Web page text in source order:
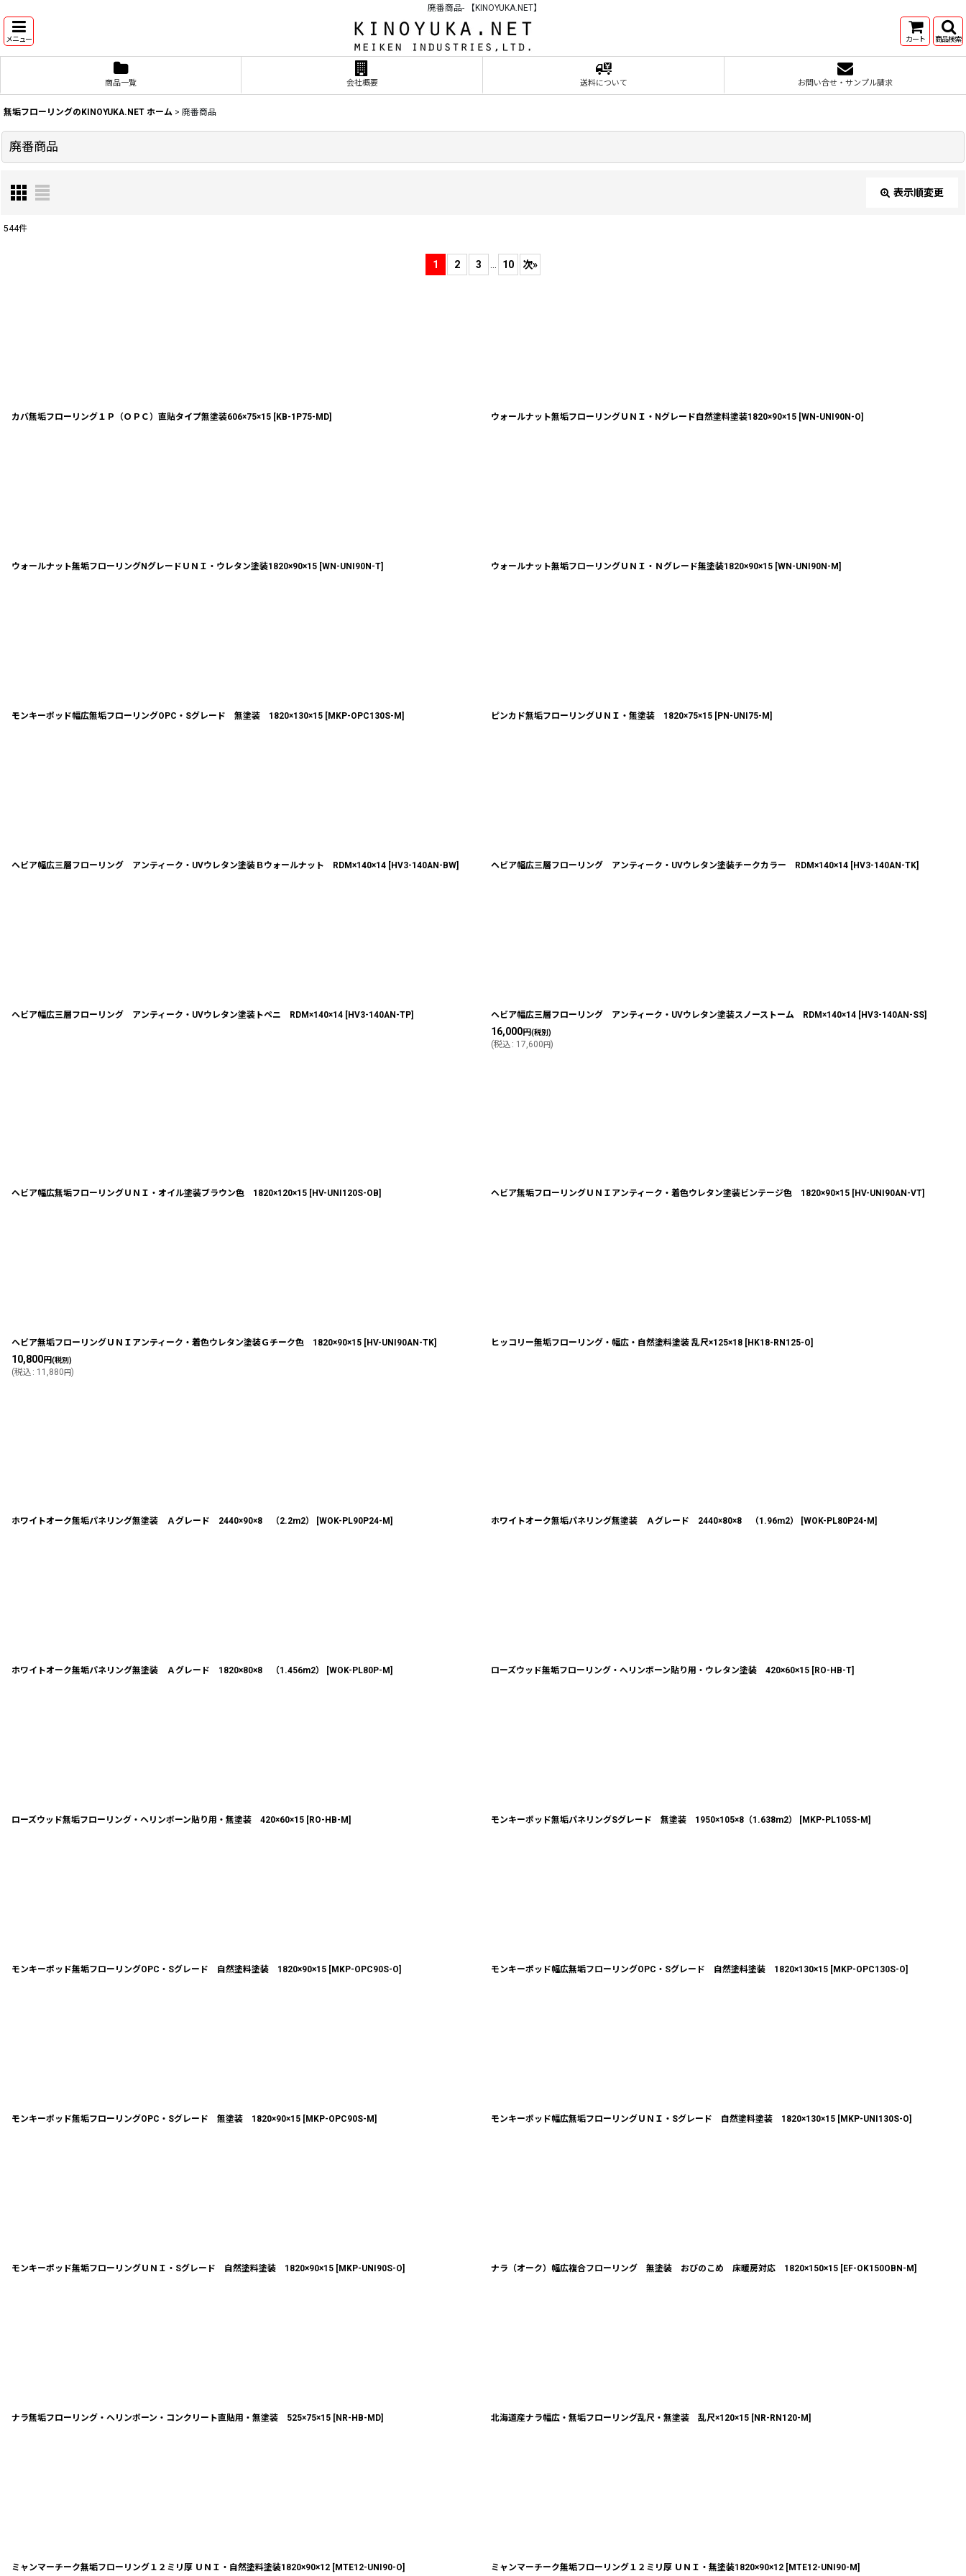
廃番商品- 【KINOYUKA.NET】
メニュー カート 商品検索
商品一覧 会社概要 送料について お問い合せ・サンプル請求
無垢フローリングのKINOYUKA.NET ホーム > 廃番商品
廃番商品
表示順変更
544件
1 2 3 10 次»
カバ無垢フローリング１Ｐ（ＯＰＣ）直貼タイプ無塗装606×75×15 [KB-1P75-MD] ウォールナット無垢フローリングＵＮＩ・Nグレード自然塗料塗装1820×90×15 [WN-UNI90N-O]
ウォールナット無垢フローリングNグレードＵＮＩ・ウレタン塗装1820×90×15 [WN-UNI90N-T] ウォールナット無垢フローリングＵＮＩ・Ｎグレード無塗装1820×90×15 [WN-UNI90N-M]
モンキーポッド幅広無垢フローリングOPC・Sグレード 無塗装 1820×130×15 [MKP-OPC130S-M] ピンカド無垢フローリングＵＮＩ・無塗装 1820×75×15 [PN-UNI75-M]
ヘビア幅広三層フローリング アンティーク・UVウレタン塗装Ｂウォールナット RDM×140×14 [HV3-140AN-BW] ヘビア幅広三層フローリング アンティーク・UVウレタン塗装チークカラー RDM×140×14 [HV3-140AN-TK]
ヘビア幅広三層フローリング アンティーク・UVウレタン塗装トペニ RDM×140×14 [HV3-140AN-TP] ヘビア幅広三層フローリング アンティーク・UVウレタン塗装スノーストーム RDM×140×14 [HV3-140AN-SS]
16,000円(税別)
(税込 : 17,600 円)
ヘビア幅広無垢フローリングＵＮＩ・オイル塗装ブラウン色 1820×120×15 [HV-UNI120S-OB] ヘビア無垢フローリングＵＮＩアンティーク・着色ウレタン塗装ビンテージ色 1820×90×15 [HV-UNI90AN-VT]
ヘビア無垢フローリングＵＮＩアンティーク・着色ウレタン塗装Ｇチーク色 1820×90×15 [HV-UNI90AN-TK]
10,800円(税別)
(税込 : 11,880 円)
ヒッコリー無垢フローリング・幅広・自然塗料塗装 乱尺×125×18 [HK18-RN125-O]
ホワイトオーク無垢パネリング無塗装 Ａグレード 2440×90×8 （2.2m2） [WOK-PL90P24-M] ホワイトオーク無垢パネリング無塗装 Ａグレード 2440×80×8 （1.96m2） [WOK-PL80P24-M]
ホワイトオーク無垢パネリング無塗装 Ａグレード 1820×80×8 （1.456m2） [WOK-PL80P-M] ローズウッド無垢フローリング・ヘリンボーン貼り用・ウレタン塗装 420×60×15 [RO-HB-T]
ローズウッド無垢フローリング・ヘリンボーン貼り用・無塗装 420×60×15 [RO-HB-M] モンキーポッド無垢パネリングSグレード 無塗装 1950×105×8（1.638m2） [MKP-PL105S-M]
モンキーポッド無垢フローリングOPC・Sグレード 自然塗料塗装 1820×90×15 [MKP-OPC90S-O] モンキーポッド幅広無垢フローリングOPC・Sグレード 自然塗料塗装 1820×130×15 [MKP-OPC130S-O]
モンキーポッド無垢フローリングOPC・Sグレード 無塗装 1820×90×15 [MKP-OPC90S-M] モンキーポッド幅広無垢フローリングＵＮＩ・Sグレード 自然塗料塗装 1820×130×15 [MKP-UNI130S-O]
モンキーポッド無垢フローリングＵＮＩ・Sグレード 自然塗料塗装 1820×90×15 [MKP-UNI90S-O] ナラ（オーク）幅広複合フローリング 無塗装 おびのこめ 床暖房対応 1820×150×15 [EF-OK150OBN-M]
ナラ無垢フローリング・ヘリンボーン・コンクリート直貼用・無塗装 525×75×15 [NR-HB-MD] 北海道産ナラ幅広・無垢フローリング乱尺・無塗装 乱尺×120×15 [NR-RN120-M]
ミャンマーチーク無垢フローリング１２ミリ厚 ＵＮＩ・自然塗料塗装1820×90×12 [MTE12-UNI90-O] ミャンマーチーク無垢フローリング１２ミリ厚 ＵＮＩ・無塗装1820×90×12 [MTE12-UNI90-M]